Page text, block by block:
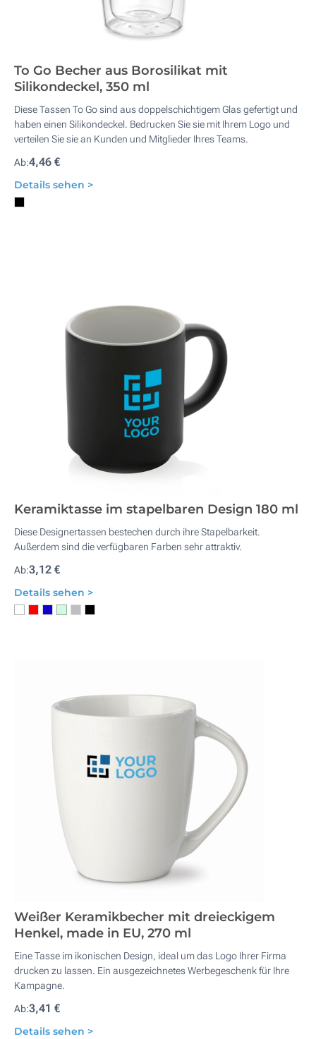
To Go Becher aus Borosilikat mit
Silikondeckel, 350 ml
Diese Tassen To Go sind aus doppelschichtigem Glas gefertigt und
haben einen Silikondeckel. Bedrucken Sie sie mit Ihrem Logo und
verteilen Sie sie an Kunden und Mitglieder Ihres Teams.
Ab:4,46 €
Details sehen >
Keramiktasse im stapelbaren Design 180 ml
Diese Designertassen bestechen durch ihre Stapelbarkeit.
Außerdem sind die verfügbaren Farben sehr attraktiv.
Ab:3,12 €
Details sehen >
Weißer Keramikbecher mit dreieckigem
Henkel, made in EU, 270 ml
Eine Tasse im ikonischen Design, ideal um das Logo Ihrer Firma
drucken zu lassen. Ein ausgezeichnetes Werbegeschenk für Ihre
Kampagne.
Ab:3,41 €
Details sehen >